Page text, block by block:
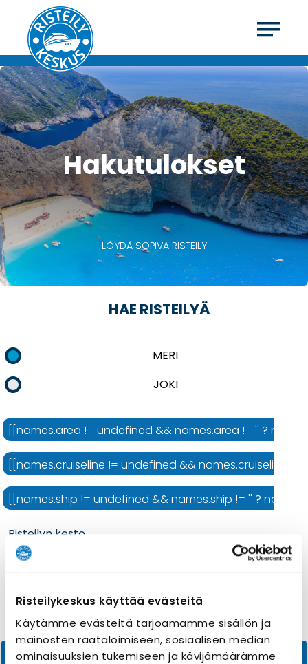
Risteilykeskus käyttää evästeitä
Käytämme evästeitä tarjoamamme sisällön ja
mainosten räätälöimiseen, sosiaalisen median
ominaisuuksien tukemiseen ja kävijämäärämme
Hakutulokset
LÖYDÄ SOPIVA RISTEILY
HAE RISTEILYÄ
MERI
JOKI
[[names.area != undefined && names.area != '' ?
[[names.cruiseline != undefined && names.cruiseline
[[names.ship != undefined && names.ship != '' ?
Risteilyn kesto